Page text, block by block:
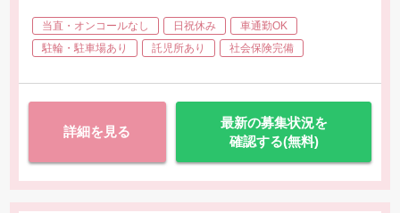
当直・オンコールなし 日祝休み
車通勤OK
駐輪・駐車場あり
託児所あり 社会保険完備
詳細を見る
最新の募集状況を
確認する(無料)